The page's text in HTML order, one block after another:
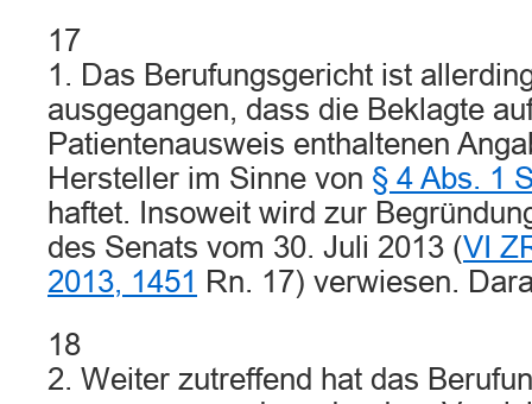
17
1. Das Berufungsgericht ist
ausgegangen, dass die Beklagte
Patientenausweis enthaltenen
Hersteller im Sinne von § 4 Abs. 1
haftet. Insoweit wird zur
des Senats vom 30. Juli 2013 (VI
2013, 1451
Rn. 17) verwiesen.
18
2. Weiter zutreffend hat das